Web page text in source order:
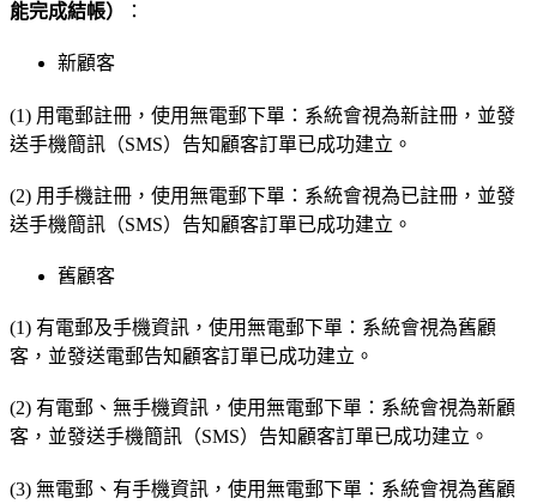
能完成結帳）
：
新顧客
(1) 用電郵註冊，使用無電郵下單：系統會視為新註冊，並發
送手機簡訊（SMS）告知顧客訂單已成功建立。
(2) 用手機註冊，使用無電郵下單：系統會視為已註冊，並發
送手機簡訊（SMS）告知顧客訂單已成功建立。
舊顧客
(1) 有電郵及手機資訊，使用無電郵下單：系統會視為舊顧
客，並發送電郵告知顧客訂單已成功建立。
(2) 有電郵、無手機資訊，使用無電郵下單：系統會視為新顧
客，並發送手機簡訊（SMS）告知顧客訂單已成功建立。
(3) 無電郵、有手機資訊，使用無電郵下單：系統會視為舊顧